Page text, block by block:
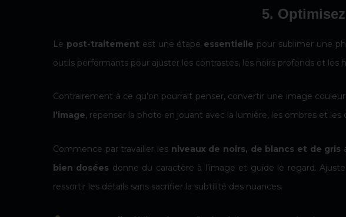
5.
Le post-traitement est une étape essentielle pour sublimer une
outils performants pour ajuster les contrastes, les noirs profonds et les
Contrairement à ce qu’on pourrait penser, convertir une image
l’image, repenser la photo en jouant avec la lumière, les ombres et
Commence par travailler les niveaux de noirs, de blancs et de gris
bien dosées donne du caractère à l’image et guide le regard.
ressortir les détails sans sacrifier la subtilité des nuances.